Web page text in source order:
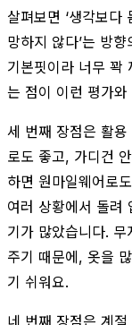
살펴보면 ‘생각보다
망하지 않다’는 방
기본핏이라 너무 꽉
는 점이 이런 평가
세 번째 장점은 활
로도 좋고, 가디건
하면 원마일웨어로
여러 상황에서 돌려
기가 많았습니다.
주기 때문에, 옷을
기 쉬워요.
네 번째 장점은 계